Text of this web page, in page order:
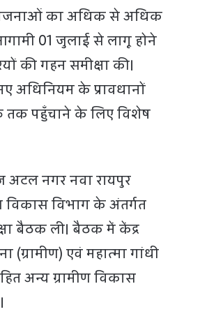
का अधिक से अधिक
01 जुलाई से लागू होने
की गहन समीक्षा की।
अधिनियम के प्रावधानों
तक पहुँचाने के लिए विशेष
नगर नवा रायपुर
विकास विभाग के अंतर्गत
बैठक ली। बैठक में केंद्र
(ग्रामीण) एवं महात्मा गांधी
अन्य ग्रामीण विकास